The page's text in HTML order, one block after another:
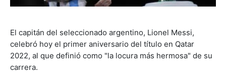
El capitán del seleccionado argentino, Lionel Messi,
celebró hoy el primer aniversario del título en Qatar
2022, al que definió como "la locura más hermosa" de su
carrera.